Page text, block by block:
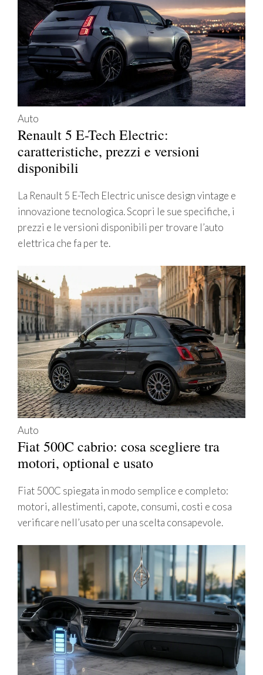
Auto
Renault 5 E-Tech Electric:
caratteristiche, prezzi e versioni
disponibili
La Renault 5 E-Tech Electric unisce design vintage e
innovazione tecnologica. Scopri le sue specifiche, i
prezzi e le versioni disponibili per trovare l’auto
elettrica che fa per te.
Auto
Fiat 500C cabrio: cosa scegliere tra
motori, optional e usato
Fiat 500C spiegata in modo semplice e completo:
motori, allestimenti, capote, consumi, costi e cosa
verificare nell’usato per una scelta consapevole.